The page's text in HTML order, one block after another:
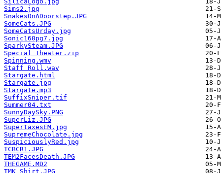
Sims2.jpg
SnakesOnADoorstep.JPG
SomeCats.JPG
SomeCatsUrday.jpg
Sonic160pg7.jpg
SparkySteam.JPG
Special Theater.zip
Spinning.wmv
Staff Roll.wav
Stargate.html
Stargate.jpg
Stargate.mp3
SuffixSniper.tif
Summer04.txt
SunnyDaySky.PNG
SuperLiz.JPG
SupertaxesEM.jpg
SupremeChocolate.jpg
SuspiciouslyRed.jpg
TCBCR1.JPG
TEM2FacesDeath.JPG
THEGAME.MD2
TMK Shirt.JPG